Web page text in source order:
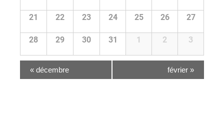
21 22 23 24 25 26 27
28 29 30 31 1 2 3
« décembre février »